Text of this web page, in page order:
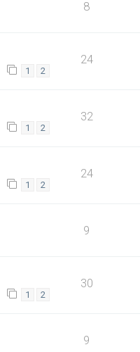
8
1 2
24
1 2
32
1 2
24
9
1 2
30
9